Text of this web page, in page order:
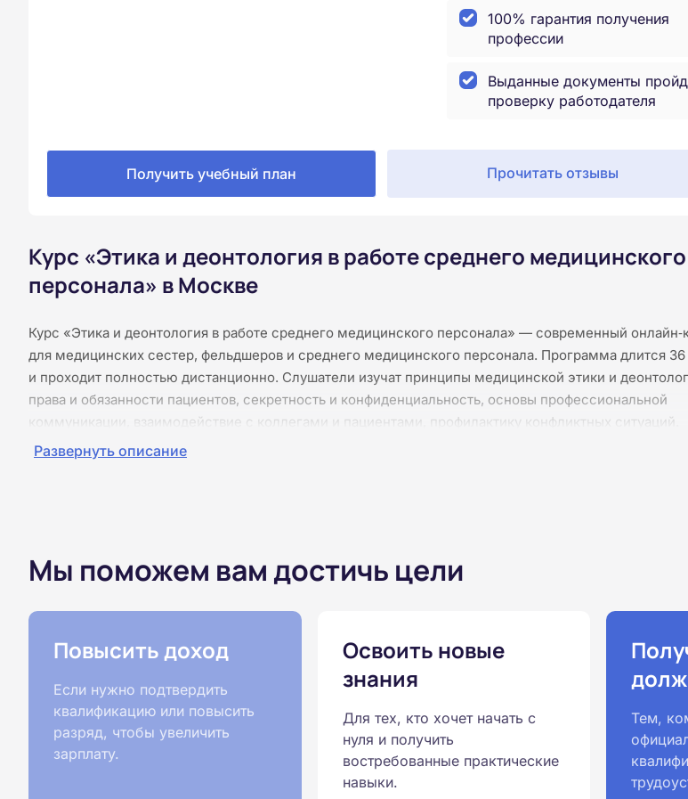
100% гарантия получения
профессии
Выданные документы
проверку работодателя
Получить учебный план Прочитать отзывы
Курс «Этика и деонтология в работе среднего медицинского
персонала» в Москве
Курс «Этика и деонтология в работе среднего медицинского персонала» — современный
для медицинских сестер, фельдшеров и среднего медицинского персонала. Программа длится 36
и проходит полностью дистанционно. Слушатели изучат принципы медицинской этики и
права и обязанности пациентов, секретность и конфиденциальность, основы профессиональной
коммуникации, взаимодействие с коллегами и пациентами, профилактику конфликтных ситуаций.
Обучение проходит без практических занятий, без видеолекций и без видеоконференций —
Развернуть описание
Мы поможем вам достичь цели
Повысить доход
Если нужно подтвердить
квалификацию или повысить
разряд, чтобы увеличить
зарплату.
Освоить новые
знания
Для тех, кто хочет начать с
нуля и получить
востребованные практические
навыки.
Тем,